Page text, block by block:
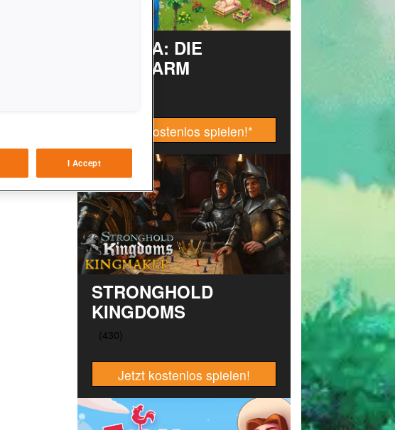
TAONGA: DIE
INSELFARM
Jetzt kostenlos spielen!*
STRONGHOLD
KINGDOMS
Jetzt kostenlos spielen!
I Accept